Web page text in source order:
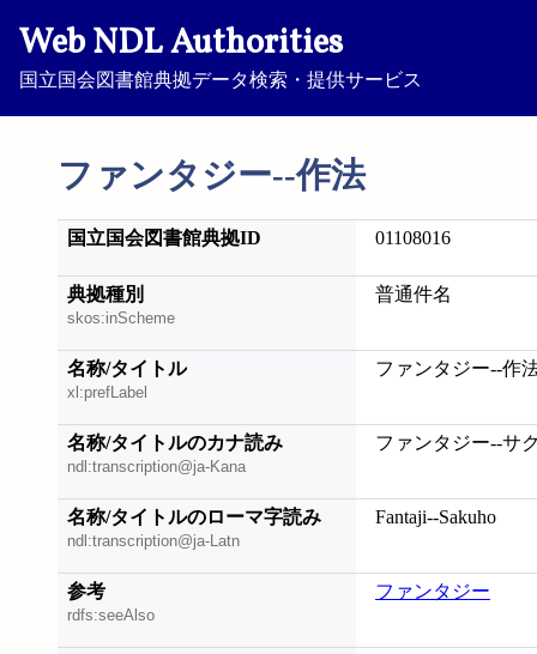
Web NDL Authorities
国立国会図書館典拠データ検索・提供サービス
ファンタジー--作法
国立国会図書館典拠ID 01108016
典拠種別
skos:inScheme
普通件名
名称/タイトル
xl:prefLabel
ファンタジー--作
名称/タイトルのカナ読み
ndl:transcription@ja-Kana
ファンタジー--サ
名称/タイトルのローマ字読み
ndl:transcription@ja-Latn
Fantaji--Sakuho
参考
rdfs:seeAlso
ファンタジー